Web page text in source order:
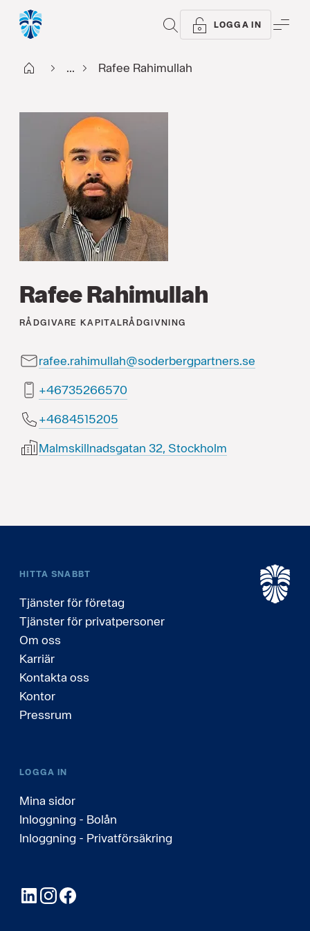
SÖK LOGGA IN
Start ... Rafee Rahimullah
Rafee Rahimullah
RÅDGIVARE KAPITALRÅDGIVNING
rafee.rahimullah@soderbergpartners.se
07566253764+
5025154864+
Malmskillnadsgatan 32, Stockholm
HITTA SNABBT
Tjänster för företag
Tjänster för privatpersoner
Om oss
Karriär
Kontakta oss
Kontor
Pressrum
LOGGA IN
Mina sidor
Inloggning - Bolån
Inloggning - Privatförsäkring
LinkedInInstagram